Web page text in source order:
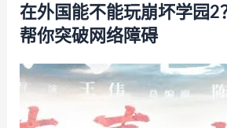
在外国能不能玩崩坏学园2
帮你突破网络障碍